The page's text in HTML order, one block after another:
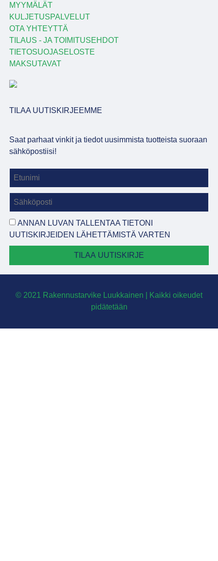
MYYMÄLÄT
KULJETUSPALVELUT
OTA YHTEYTTÄ
TILAUS - JA TOIMITUSEHDOT
TIETOSUOJASELOSTE
MAKSUTAVAT
TILAA UUTISKIRJEEMME
Saat parhaat vinkit ja tiedot uusimmista tuotteista suoraan
sähköpostiisi!
ANNAN LUVAN TALLENTAA TIETONI
UUTISKIRJEIDEN LÄHETTÄMISTÄ VARTEN
TILAA UUTISKIRJE
© 2021 Rakennustarvike Luukkainen | Kaikki oikeudet
pidätetään